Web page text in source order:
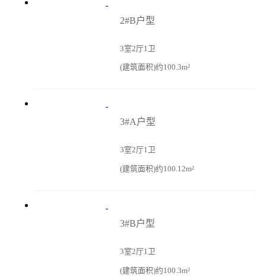
2#B户型
3室2厅1卫
(建筑面积)约100.3m²
3#A户型
3室2厅1卫
(建筑面积)约100.12m²
3#B户型
3室2厅1卫
(建筑面积)约100.3m²